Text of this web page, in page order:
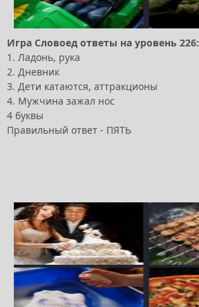
Игра Словоед ответы на уровень 226:
1. Ладонь, рука
2. Дневник
3. Дети катаются, аттракционы
4. Мужчина зажал нос
4 буквы
Правильный ответ - ПЯТЬ